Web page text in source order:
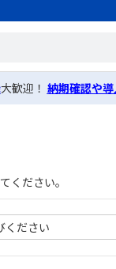
大歓迎！ 納期確認や
ください。